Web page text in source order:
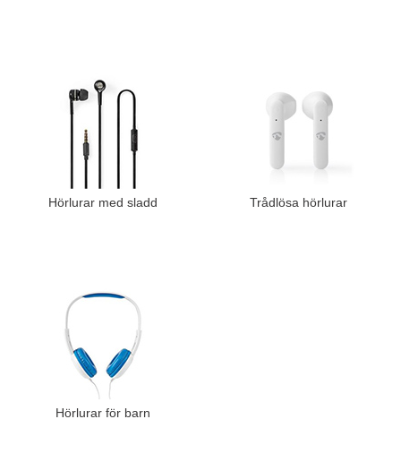
Hörlurar med sladd Trådlösa hörlurar
Hörlurar för barn